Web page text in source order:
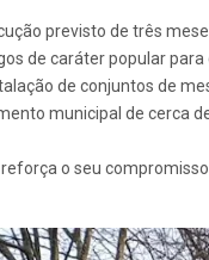
previsto de três
de caráter popular
de conjuntos de
municipal de cerca
o seu